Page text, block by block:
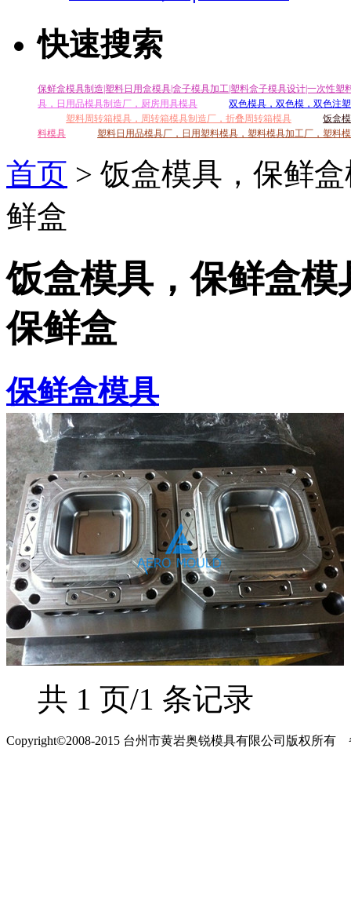
快速搜索
保鲜盒模具制造|塑料日用盒模具|盒子模具加工|塑料盒子模具设计|一次性塑
具，日用品模具制造厂，厨房用具模具
双色模具，双色模，双色注
塑料周转箱模具，周转箱模具制造厂，折叠周转箱模具
饭盒
料模具
塑料日用品模具厂，日用塑料模具，塑料模具加工厂，塑料
首页 > 饭盒模具，保鲜
鲜盒
饭盒模具，保鲜盒
保鲜盒
保鲜盒模具
共 1 页/1 条记录
Copyright©2008-2015 台州市黄岩奥锐模具有限公司版权所有